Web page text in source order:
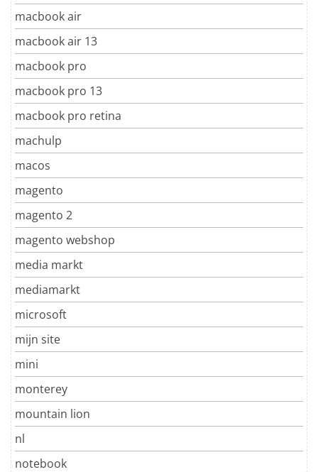
macbook air
macbook air 13
macbook pro
macbook pro 13
macbook pro retina
machulp
macos
magento
magento 2
magento webshop
media markt
mediamarkt
microsoft
mijn site
mini
monterey
mountain lion
nl
notebook